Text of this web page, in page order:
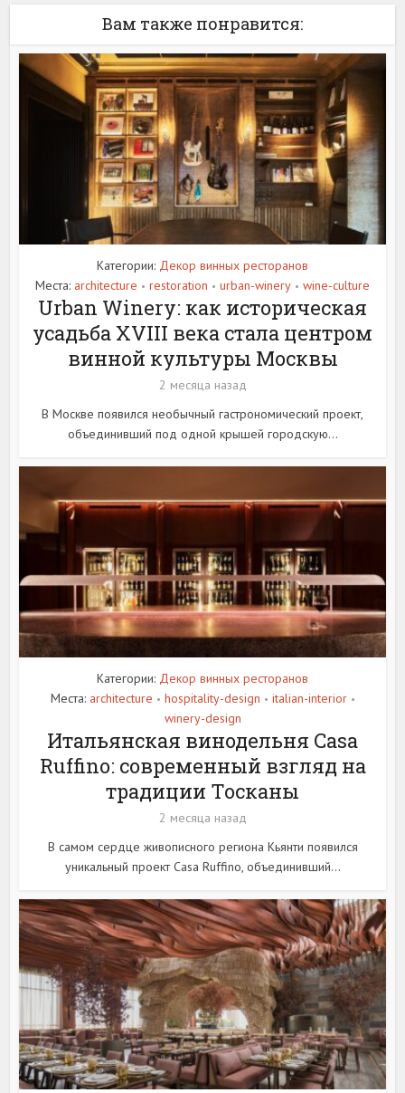
Вам также понравится:
Категории: Декор винных ресторанов
Места: architecture • restoration • urban-winery • wine-culture
Urban Winery: как историческая
усадьба XVIII века стала центром
винной культуры Москвы
2 месяца назад
В Москве появился необычный гастрономический проект,
объединивший под одной крышей городскую...
Категории: Декор винных ресторанов
Места: architecture • hospitality-design • italian-interior •
winery-design
Итальянская винодельня Casa
Ruffino: современный взгляд на
традиции Тосканы
2 месяца назад
В самом сердце живописного региона Кьянти появился
уникальный проект Casa Ruffino, объединивший...